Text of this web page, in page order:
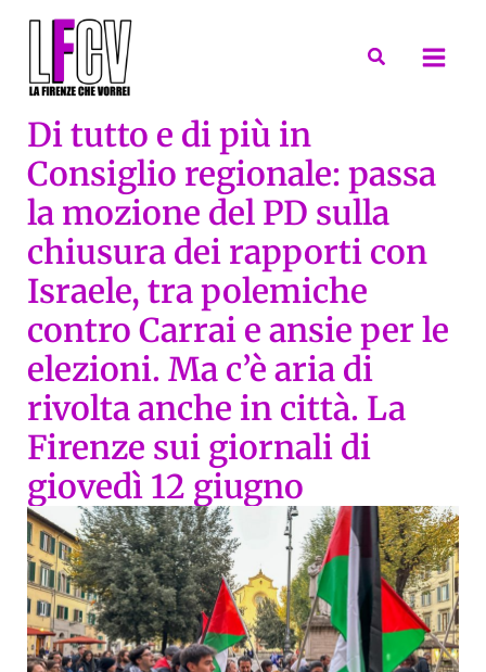
Cerca
Di tutto e di più in
Consiglio regionale: passa
la mozione del PD sulla
chiusura dei rapporti con
Israele, tra polemiche
contro Carrai e ansie per le
elezioni. Ma c’è aria di
rivolta anche in città. La
Firenze sui giornali di
giovedì 12 giugno